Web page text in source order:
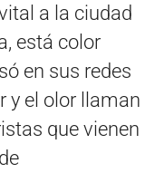
a la ciudad
está color
en sus redes
y el olor llaman
que vienen